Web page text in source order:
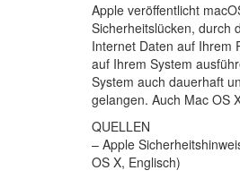
Apple veröffentlicht
Sicherheitslücken, durch
Internet Daten auf Ihrem
auf Ihrem System
System auch dauerhaft
gelangen. Auch Mac OS
QUELLEN
– Apple
OS X, Englisch)